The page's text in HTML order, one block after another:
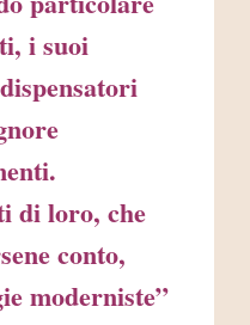
i suoi
di loro, che
conto,
moderniste”